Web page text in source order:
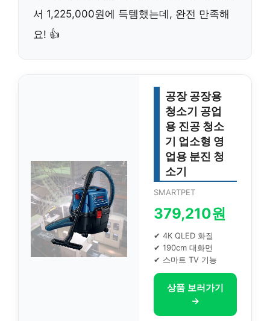
서 1,225,000원에 득템했는데, 완전 만족해
요! 👍
공장 공장용
청소기 공업
용 진공 청소
기 업소형 영
업용 분진 청
소기
SMARTPET
379,210원
✔ 4K QLED 화질
✔ 190cm 대화면
✔ 스마트 TV 기능
상품 보러가기
→